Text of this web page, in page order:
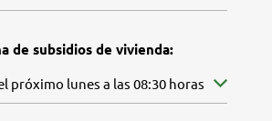
de subsidios de vivienda:
más horarios de apertura o cierre
próximo lunes a las 08:30 horas